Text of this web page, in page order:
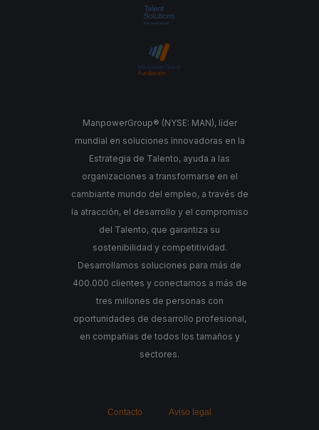
ManpowerGroup® (NYSE: MAN), líder
mundial en soluciones innovadoras en la
Estrategia de Talento, ayuda a las
organizaciones a transformarse en el
cambiante mundo del empleo, a través de
la atracción, el desarrollo y el compromiso
del Talento, que garantiza su
sostenibilidad y competitividad.
Desarrollamos soluciones para más de
400.000 clientes y conectamos a más de
tres millones de personas con
oportunidades de desarrollo profesional,
en compañías de todos los tamaños y
sectores.
Contacto Aviso legal